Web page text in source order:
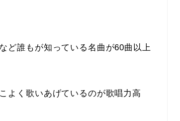
ど誰もが知っている名曲が60曲以上
よく歌いあげているのが歌唱力高